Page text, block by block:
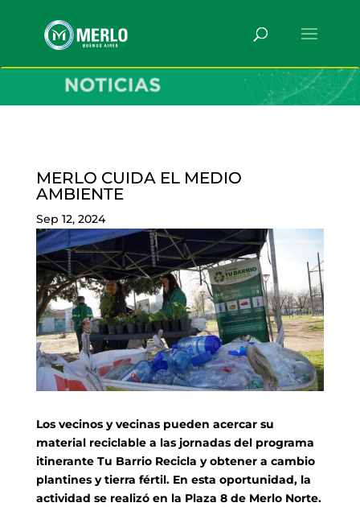
MERLO CUIDA EL MEDIO
AMBIENTE
Sep 12, 2024
Los vecinos y vecinas pueden acercar su
material reciclable a las jornadas del programa
itinerante Tu Barrio Recicla y obtener a cambio
plantines y tierra fértil. En esta oportunidad, la
actividad se realizó en la Plaza 8 de Merlo Norte.